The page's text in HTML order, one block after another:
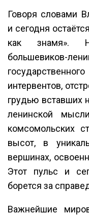
Говоря словами
и сегодня
как знамя».
большевиков-
интервентов,
грудью вставших
ленинской
комсомольских
высот, в
вершинах,
Этот пульс и
борется за
Важнейшие